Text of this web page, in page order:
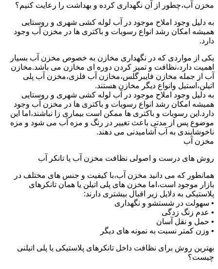
مخزن آب،چطور از آن نگهداری کرده و بهداشت را رعایت کنیم؟
به دلیل وجود املاح موجود در آب لوله کشی شهری و روستایی
همیشه امکان رشد انواع رسوبات و باکتری ها در مخزن آب وجود
دارد.
یکی از مواردی که در نگهداری مخازن به خصوص مخزن آب بسیار
اهمیت دارد،نظافت و تمیز کردن دوره ای مخازن می باشد.مخازن
آب از جمله مخازن فایبرگلس،مخازن آب فلزی،مخزن آب پلی
اتیلن،استیل وانواع دیگر مخازن هستند.
به دلیل وجود املاح موجود در آب لوله کشی شهری و روستایی
همیشه امکان رشد انواع رسوبات و باکتری ها در مخزن آب وجود
دارد.این رسوبات و باکتری ها ممکن است بیماری زا نباشند،اما این
موضوع پس از مدتی باعث تغییر در رنگ و مزه آب می شود و مزه
ناخوشایندی به آب آشامیدنی می دهند.
مخزن آب
روش های درست و اصولی نظافت مخزن آب یا تانکر آب
همانطور که می دانید مخزن آب،با کیفیت و جنس های مختلف در
بازار موجود است،اما مخزن های پلی اتیلن یا همان تانکرهای
پلاستیکی به دلایل زیر اقبال بیشتری دارند:
• سهولت در شستشو و نگهداری
• عدم زنگ زدگی
• حمل و نقل آسان
• وزن کمتر نسبت به نمونه های دیگر
بهترین روش برای نظافت داخل تانکرهای پلاستیکی یا پلی اتیلنی
چیست؟